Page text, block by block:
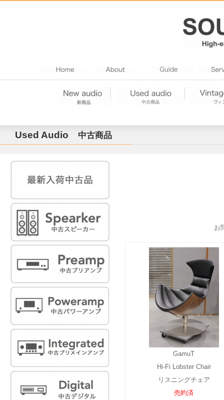
Used Audio 中古商品
お
GamuT
Hi-Fi Lobster Chair
リスニングチェア
売約済